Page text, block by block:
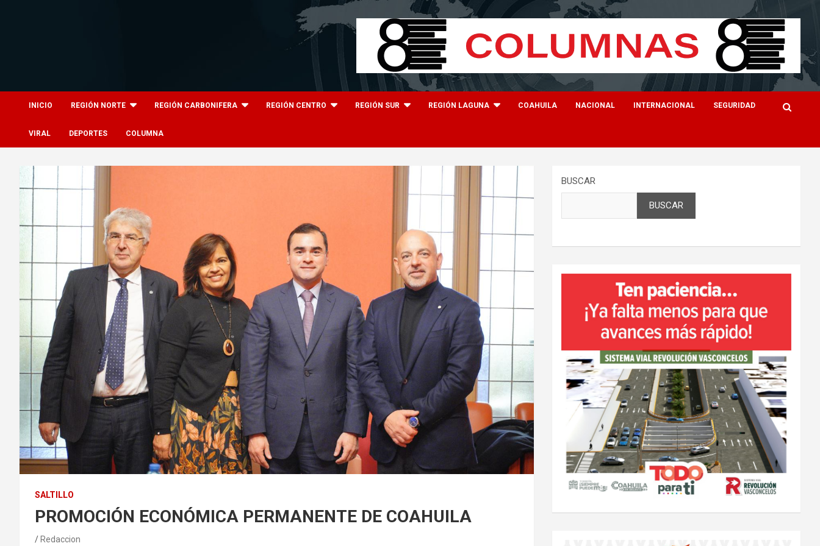
INICIO REGIÓN NORTE REGIÓN CARBONIFERA REGIÓN CENTRO REGIÓN SUR REGIÓN LAGUNA COAHUILA NACIONAL INTERNACIONAL SEGURIDAD
VIRAL DEPORTES COLUMNA
SALTILLO
PROMOCIÓN ECONÓMICA PERMANENTE DE COAHUILA
Redaccion
BUSCAR
BUSCAR